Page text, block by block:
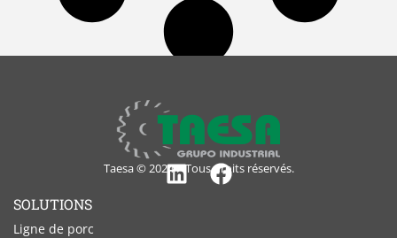
Taesa © 2024 – Tous droits réservés.
SOLUTIONS
Ligne de porc